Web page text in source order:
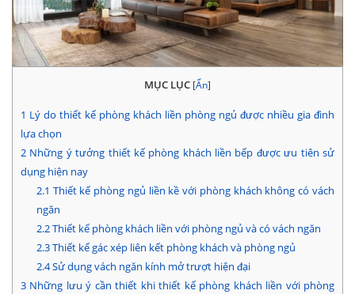
MỤC LỤC [Ẩn]
1 Lý do thiết kế phòng khách liền phòng ngủ được nhiều gia đình
lựa chọn
2 Những ý tưởng thiết kế phòng khách liền bếp được ưu tiên sử
dụng hiện nay
2.1 Thiết kế phòng ngủ liền kề với phòng khách không có vách
ngăn
2.2Thiết kế phòng khách liền với phòng ngủ và có vách ngăn
2.3Thiết kế gác xép liên kết phòng khách và phòng ngủ
2.4Sử dụng vách ngăn kính mở trượt hiện đại
3 Những lưu ý cần thiết khi thiết kế phòng khách liền với phòng